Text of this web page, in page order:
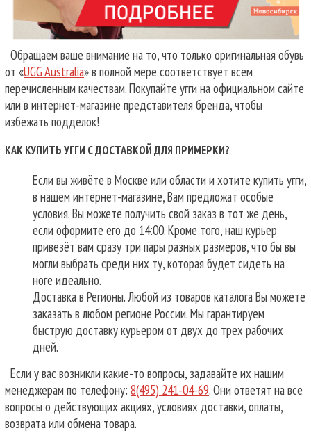
Обращаем ваше внимание на то, что только оригинальная обувь
от «UGG Australia» в полной мере соответствует всем
перечисленным качествам. Покупайте угги на официальном сайте
или в интернет-магазине представителя бренда, чтобы
избежать подделок!
КАК КУПИТЬ УГГИ С ДОСТАВКОЙ ДЛЯ ПРИМЕРКИ?
Если вы живёте в Москве или области и хотите купить угги,
в нашем интернет-магазине, Вам предложат особые
условия. Вы можете получить свой заказ в тот же день,
если оформите его до 14:00. Кроме того, наш курьер
привезёт вам сразу три пары разных размеров, что бы вы
могли выбрать среди них ту, которая будет сидеть на
ноге идеально.
Доставка в Регионы. Любой из товаров каталога Вы можете
заказать в любом регионе России. Мы гарантируем
быструю доставку курьером от двух до трех рабочих
дней.
Если у вас возникли какие-то вопросы, задавайте их нашим
менеджерам по телефону: 8(495) 241-04-69. Они ответят на все
вопросы о действующих акциях, условиях доставки, оплаты,
возврата или обмена товара.